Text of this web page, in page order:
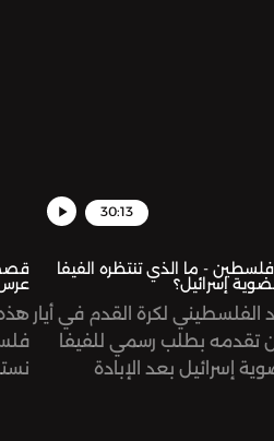
30:13
- ما الذي تنتظره الفيفا
إسرائيل؟
الفلسطيني لكرة القدم في أيار
تقدمه بطلب رسمي للفيفا
إسرائيل بعد الإبادة